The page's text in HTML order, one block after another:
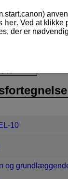
10
og
her. Ved at klikke
der er